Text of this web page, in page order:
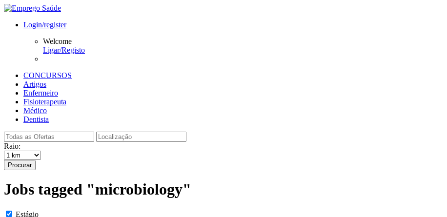
Login/register
Welcome
Ligar/Registo
CONCURSOS
Artigos
Enfermeiro
Fisioterapeuta
Médico
Dentista
Raio:
Procurar
Jobs tagged "microbiology"
Estágio